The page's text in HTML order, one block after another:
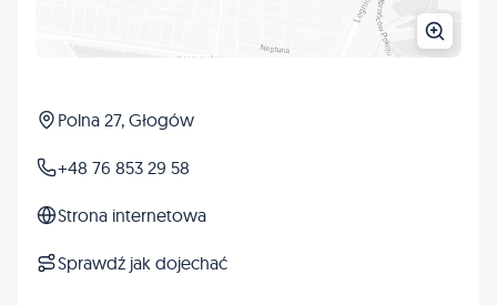
Polna 27, Głogów
+48 76 853 29 58
Strona internetowa
Sprawdź jak dojechać